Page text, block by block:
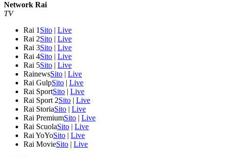
Network Rai
TV
Rai 1 Sito | Live
Rai 2Sito | Live
Rai 3Sito | Live
Rai 4Sito | Live
Rai 5Sito | Live
RainewsSito | Live
Rai GulpSito | Live
Rai SportSito | Live
Rai Sport 2Sito | Live
Rai StoriaSito | Live
Rai PremiumSito | Live
Rai ScuolaSito | Live
Rai YoYoSito | Live
Rai MovieSito | Live